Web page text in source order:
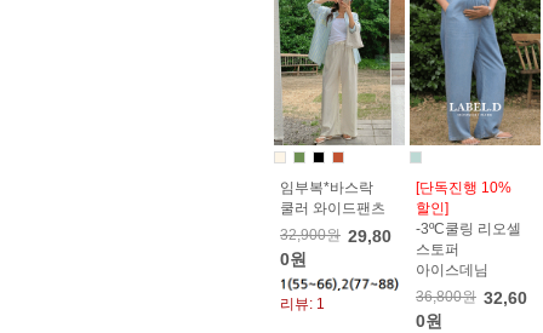
임부복*바스락
쿨러 와이드팬츠
32,900원 29,80
0원
리뷰: 1
[단독진행 10%
할인]
-3ºC쿨링 리오셀
스토퍼
아이스데님
36,800원 32,60
0원